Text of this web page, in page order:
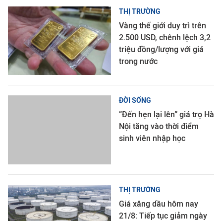
THỊ TRƯỜNG
Vàng thế giới duy trì trên
2.500 USD, chênh lệch 3,2
triệu đồng/lượng với giá
trong nước
ĐỜI SỐNG
“Đến hẹn lại lên” giá trọ Hà
Nội tăng vào thời điểm
sinh viên nhập học
THỊ TRƯỜNG
Giá xăng dầu hôm nay
21/8: Tiếp tục giảm ngày